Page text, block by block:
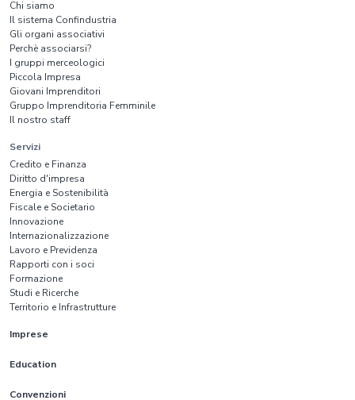
Chi siamo
Il sistema Confindustria
Gli organi associativi
Perchè associarsi?
I gruppi merceologici
Piccola Impresa
Giovani Imprenditori
Gruppo Imprenditoria Femminile
Il nostro staff
Servizi
Credito e Finanza
Diritto d'impresa
Energia e Sostenibilità
Fiscale e Societario
Innovazione
Internazionalizzazione
Lavoro e Previdenza
Rapporti con i soci
Formazione
Studi e Ricerche
Territorio e Infrastrutture
Imprese
Education
Convenzioni